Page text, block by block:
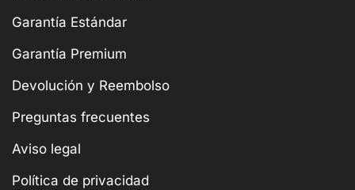
Garantía Estándar
Garantía Premium
Devolución y Reembolso
Preguntas frecuentes
Aviso legal
Política de privacidad